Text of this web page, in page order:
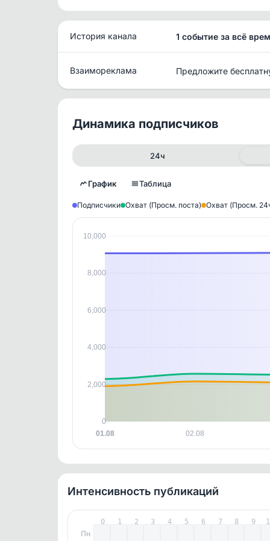
История канала 1 событие за всё
Взаимореклама Предложите
Динамика подписчиков
24ч
График Таблица
Подписчики Охват (Просм. поста) Охват (Просм.
01.08 02.08
10,000
8,000
6,000
4,000
2,000
0
Интенсивность публикаций
0 1 2 3 4 5 6 7 8 9
Пн